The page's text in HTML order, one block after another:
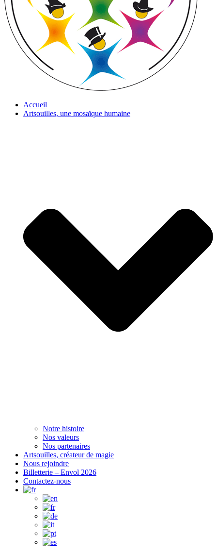
Accueil
Artsouilles, une mosaïque humaine
Notre histoire
Nos valeurs
Nos partenaires
Artsouilles, créateur de magie
Nous rejoindre
Billetterie – Envol 2026
Contactez-nous